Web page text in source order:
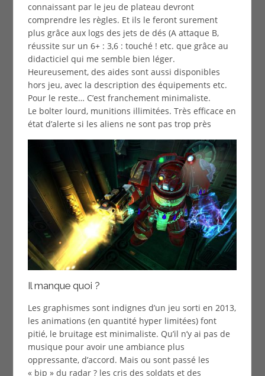
connaissant par le jeu de plateau devront
comprendre les règles. Et ils le feront surement
plus grâce aux logs des jets de dés (A attaque B,
réussite sur un 6+ : 3,6 : touché ! etc. que grâce au
didacticiel qui me semble bien léger.
Heureusement, des aides sont aussi disponibles
hors jeu, avec la description des équipements etc.
Pour le reste… C’est franchement minimaliste.
Le bolter lourd, munitions illimitées. Très efficace en
état d’alerte si les aliens ne sont pas trop près
Il manque quoi ?
Les graphismes sont indignes d’un jeu sorti en 2013,
les animations (en quantité hyper limitées) font
pitié, le bruitage est minimaliste. Qu’il n’y ai pas de
musique pour avoir une ambiance plus
oppressante, d’accord. Mais ou sont passé les
« bip » du radar ? les cris des soldats et des